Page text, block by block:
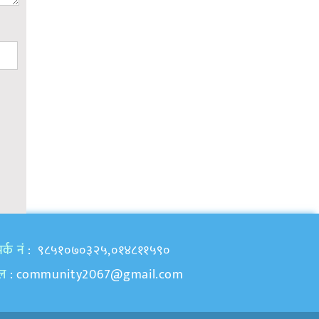
नं : ९८५१०७०३२५,०१४८११५९०
:community2067@gmail.com